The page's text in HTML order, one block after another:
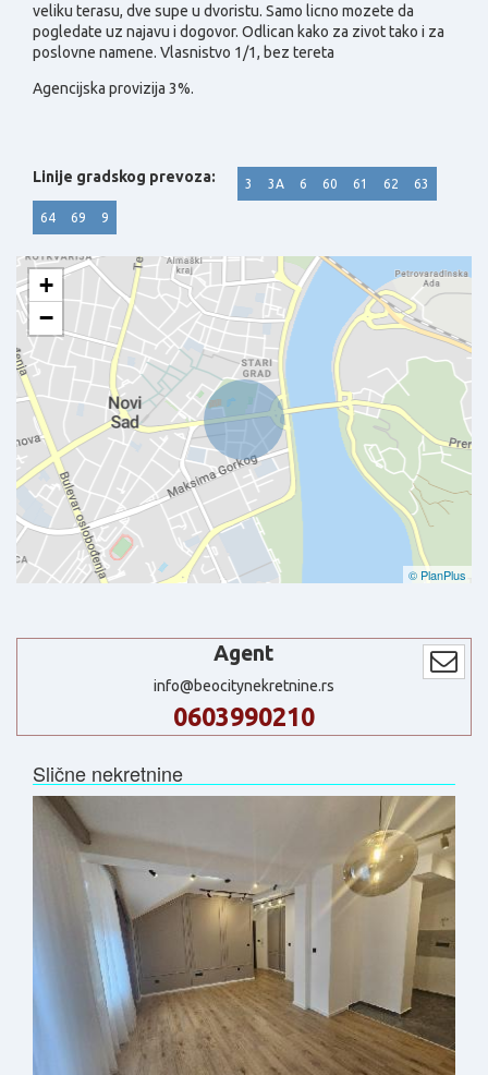
veliku terasu, dve supe u dvoristu. Samo licno mozete da
pogledate uz najavu i dogovor. Odlican kako za zivot tako i za
poslovne namene. Vlasnistvo 1/1, bez tereta
Agencijska provizija 3%.
Linije gradskog prevoza: 3 3A 6 60 61 62 63
64 69 9
+
−
© PlanPlus
Agent
info@beocitynekretnine.rs
0603990210
Slične nekretnine